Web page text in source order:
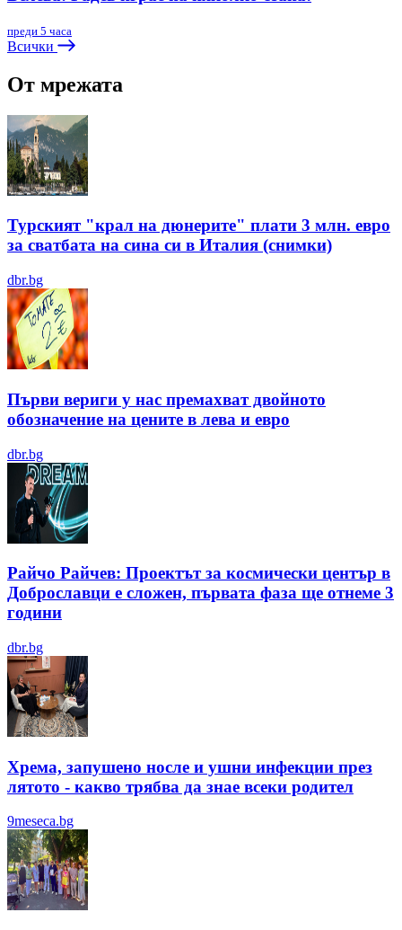
преди 5 часа
Всички
От мрежата
Турският "крал на дюнерите" плати 3 млн. евро
за сватбата на сина си в Италия (снимки)
dbr.bg
Първи вериги у нас премахват двойното
обозначение на цените в лева и евро
dbr.bg
Райчо Райчев: Проектът за космически център в
Доброславци е сложен, първата фаза ще отнеме 3
години
dbr.bg
Хрема, запушено носле и ушни инфекции през
лятотo - какво трябва да знае всеки родител
9meseca.bg